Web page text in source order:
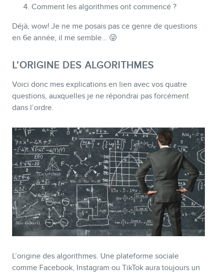
BLOGUE
CONTACT
Comment les algorithmes ont commencé ?
Déjà, wow! Je ne me posais pas ce genre de questions
en 6e année, il me semble… 😜
L’ORIGINE DES ALGORITHMES
Voici donc mes explications en lien avec vos quatre
questions, auxquelles je ne répondrai pas forcément
dans l’ordre.
L’origine des algorithmes. Une plateforme sociale
comme Facebook, Instagram ou TikTok aura toujours un